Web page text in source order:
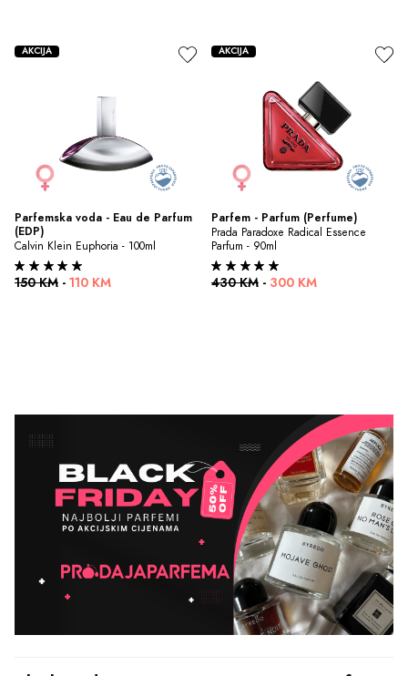
Parfemska voda - Eau de Parfum
(EDP)
Calvin Klein Euphoria - 100ml
150 KM - 110 KM
AKCIJA
Parfem - Parfum (Perfume)
Prada Paradoxe Radical Essence
Parfum - 90ml
430 KM - 300 KM
AKCIJA